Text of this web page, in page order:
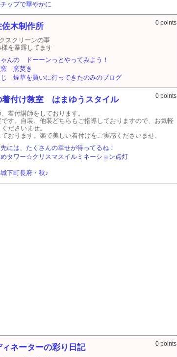
ップで華やかに
木制作所 0 points
スクリーンの事
を暴露してます
んの ドーーンっとやってみよう！
窯 窯焚き
煙草を買いに行ってきたのみのブログ
着付け教室 はまゆうスタイル 0 points
着付講師をしております。
す。自装、他装どちらもご指導しておりますので、お気軽
ださいませ。
おります。楽で美しい着付けをご実感くださいませ。
には、たくさんの幸せが待ってるね！
タワー☆クリスマスイルミネーション点灯
下町長府・秋♪
ネーターの彩り日記 0 points